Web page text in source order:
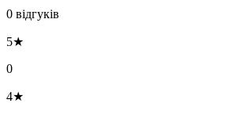
0 відгуків
5★
0
4★